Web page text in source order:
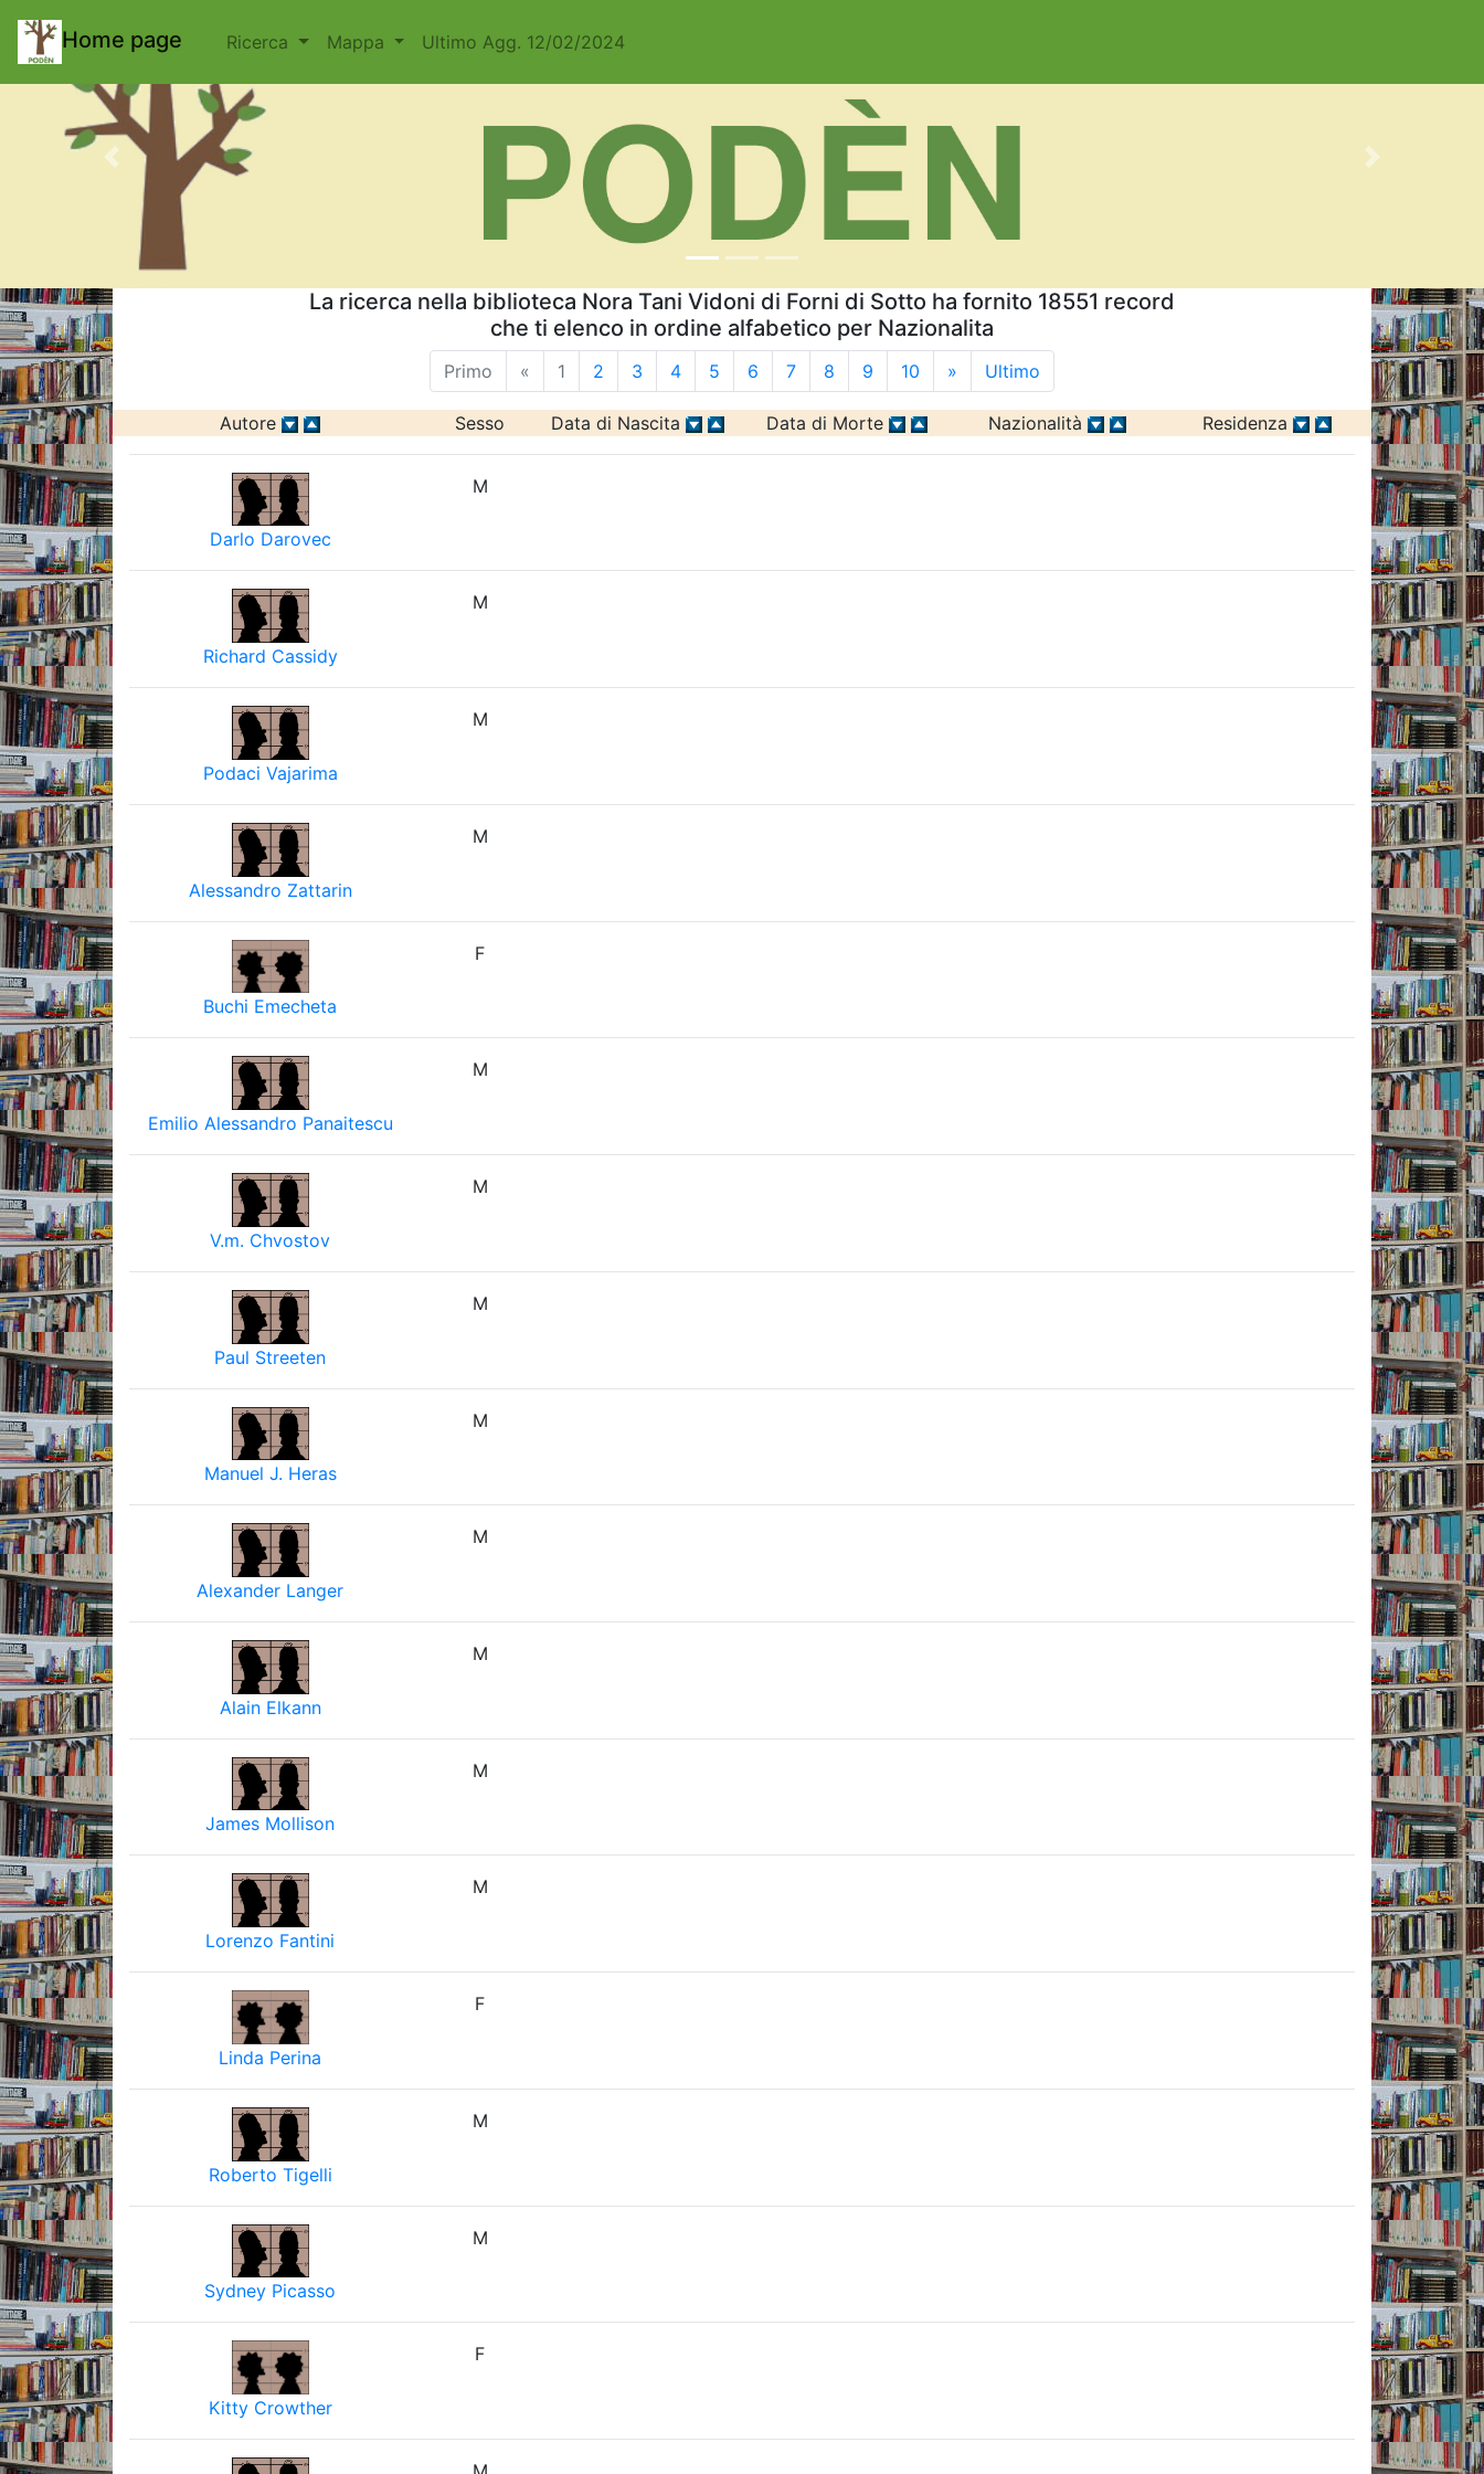
Home page Ricerca Mappa Ultimo Agg. 12/02/2024
Previous Next
La ricerca nella biblioteca Nora Tani Vidoni di Forni di Sotto ha fornito 18551 record
che ti elenco in ordine alfabetico per Nazionalita
Primo « 1 2 3 4 5 6 7 8 9 10 » Ultimo
Autore Sesso Data di Nascita Data di Morte Nazionalità Residenza
Darlo Darovec
M
Richard Cassidy
M
Podaci Vajarima
M
Alessandro Zattarin
M
Buchi Emecheta
F
Emilio Alessandro Panaitescu
M
V.m. Chvostov
M
Paul Streeten
M
Manuel J. Heras
M
Alexander Langer
M
Alain Elkann
M
James Mollison
M
Lorenzo Fantini
M
Linda Perina
F
Roberto Tigelli
M
Sydney Picasso
M
Kitty Crowther
F